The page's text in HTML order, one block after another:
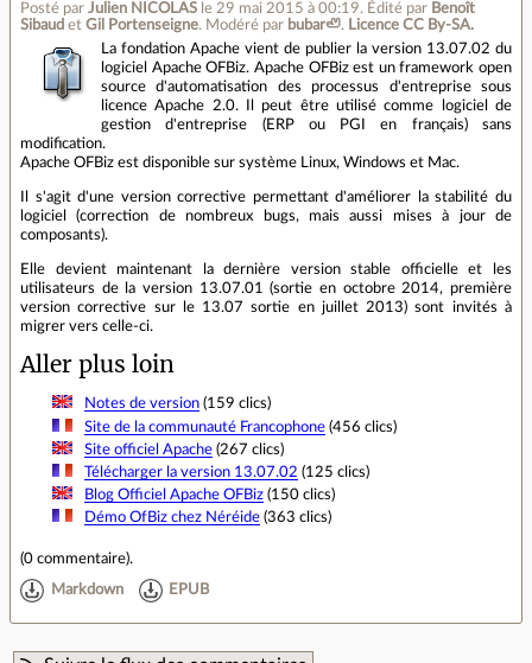
Posté par Julien NICOLAS le 29 mai 2015 à 00:19. Édité par Benoît
Sibaud et Gil Portenseigne. Modéré par bubar🦥. Licence CC By‑SA.
La fondation Apache vient de publier la version 13.07.02 du
logiciel Apache OFBiz. Apache OFBiz est un framework open
source d'automatisation des processus d'entreprise sous
licence Apache 2.0. Il peut être utilisé comme logiciel de
gestion d'entreprise (ERP ou PGI en français) sans
modification.
Apache OFBiz est disponible sur système Linux, Windows et Mac.
Il s'agit d'une version corrective permettant d'améliorer la stabilité du
logiciel (correction de nombreux bugs, mais aussi mises à jour de
composants).
Elle devient maintenant la dernière version stable officielle et les
utilisateurs de la version 13.07.01 (sortie en octobre 2014, première
version corrective sur le 13.07 sortie en juillet 2013) sont invités à
migrer vers celle-ci.
Aller plus loin
Notes de version(159 clics)
Site de la communauté Francophone(456 clics)
Site officiel Apache(267 clics)
Télécharger la version 13.07.02 (125 clics)
Blog Officiel Apache OFBiz(150 clics)
Démo OfBiz chez Néréide(363 clics)
(0 commentaire).
Markdown EPUB